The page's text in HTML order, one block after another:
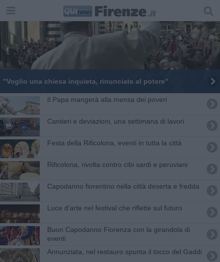
"Voglio una chiesa inquieta, rinunciate al potere"
Il Papa mangerà alla mensa dei poveri
Cantieri e deviazioni, una settimana di lavori
Festa della Rificolona, eventi in tutta la città
Rificolona, rivolta contro cibi sardi e peruviani
Capodanno fiorentino nella città deserta e fredda
Luce d'arte nel festival che riflette sul futuro
Buon Capodanno Fiorenza con la girandola di
eventi
Annunziata, nel restauro spunta il tocco del Gaddi